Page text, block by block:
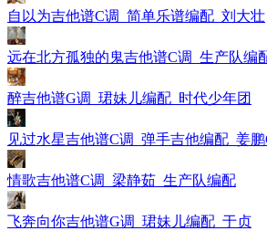
自以为吉他谱C调_简单乐谱编配_刘大壮
远在北方孤独的鬼吉他谱C调_生产队编
醉吉他谱G调_珺妹儿编配_时代少年团
见过水星吉他谱C调_弹手吉他编配_姜
情歌吉他谱C调_梁静茹_生产队编配
飞奔向你吉他谱G调_珺妹儿编配_于贞